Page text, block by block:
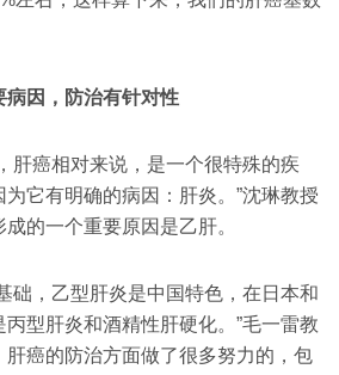
病因，防治有针对性
肝癌相对来说，是一个很特殊的疾
它有明确的病因：肝炎。”沈琳教授
的一个重要原因是乙肝。
础，乙型肝炎是中国特色，在日本和
型肝炎和酒精性肝硬化。”毛一雷教
癌的防治方面做了很多努力的，包